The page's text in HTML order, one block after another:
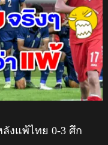
งแพ้ไทย 0-3 ศึก